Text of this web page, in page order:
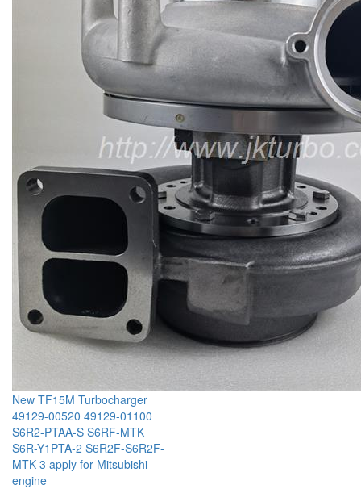
New TF15M Turbocharger
49129-00520 49129-01100
S6R2-PTAA-S S6RF-MTK
S6R-Y1PTA-2 S6R2F-S6R2F-
MTK-3 apply for Mitsubishi
engine